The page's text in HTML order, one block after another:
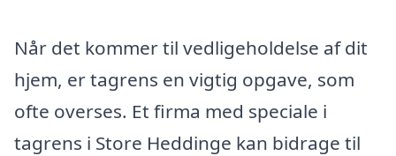
Når det kommer til vedligeholdelse af dit
hjem, er tagrens en vigtig opgave, som
ofte overses. Et firma med speciale i
tagrens i Store Heddinge kan bidrage til